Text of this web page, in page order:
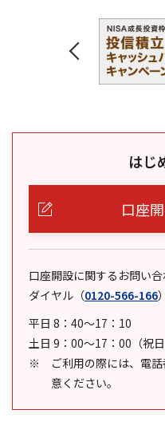
はじ
口座
口座開設に関するお問い
ダイヤル （0120-566-166）
平日 8：40～17：10
土日 9：00～17：00（祝
ご利用の際には、電
意ください。